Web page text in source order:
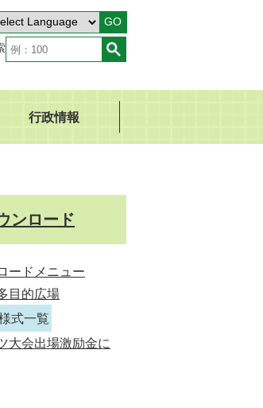
GO
行政情報
ンロード
ードメニュー
目的広場
式一覧
大会出場激励金に